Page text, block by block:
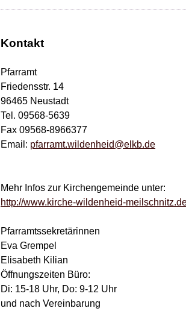
Kontakt
Pfarramt
Friedensstr. 14
96465 Neustadt
Tel. 09568-5639
Fax 09568-8966377
Email: pfarramt.wildenheid@elkb.de
Mehr Infos zur Kirchengemeinde unter:
http://www.kirche-wildenheid-
Pfarramtssekretärinnen
Eva Grempel
Elisabeth Kilian
Öffnungszeiten Büro:
Di: 15-18 Uhr, Do: 9-12 Uhr
und nach Vereinbarung